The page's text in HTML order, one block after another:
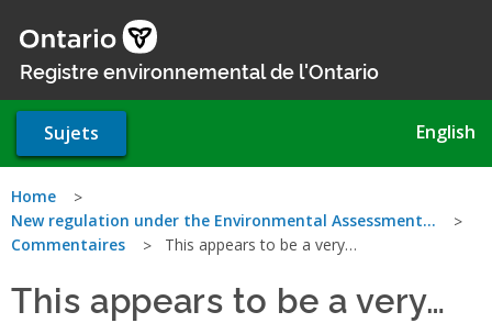
au
contenu
Registre environnemental de l'Ontario
Sujets English
Vous
êtes
ici
Home
New regulation under the Environmental Assessment…
Commentaires
This appears to be a very…
This appears to be a very…